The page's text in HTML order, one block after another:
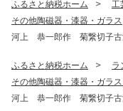
ふるさと納税ホーム
工
その他陶磁器・漆器・ガラス
河上 恭一郎作 菊繋切子古
ふるさと納税ホーム ラ
その他陶磁器・漆器・ガラ
河上 恭一郎作 菊繋切子古